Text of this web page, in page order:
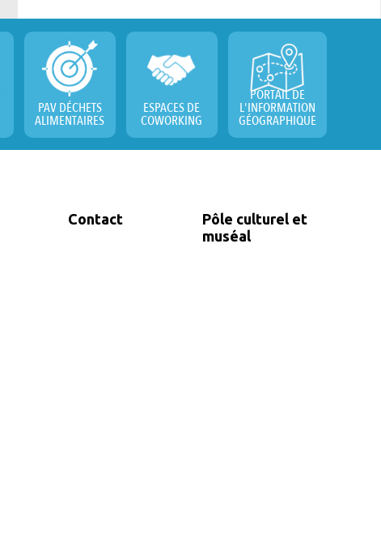
PAV DÉCHETS
ALIMENTAIRES
ESPACES DE
COWORKING
PORTAIL DE
L'INFORMATION
GÉOGRAPHIQUE
Contact
Pôle culturel et
muséal